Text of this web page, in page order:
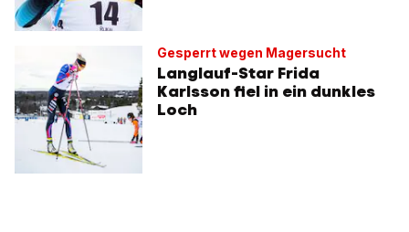
Gesperrt wegen Magersucht
Langlauf-Star Frida
Karlsson fiel in ein dunkles
Loch